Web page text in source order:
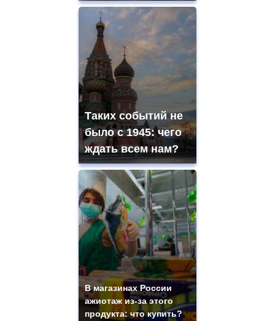
Таких событий не
было с 1945: чего
ждать всем нам?
В магазинах России
ажиотаж из-за этого
продукта: что купить?